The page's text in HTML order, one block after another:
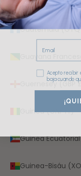
Guatemala
Guernesey (GBP
Guinea (GNF Fr)
Guinea Ecuatorial
Guinea-Bisáu
Email
Consentimiento
Acepto recibir
baja cuando